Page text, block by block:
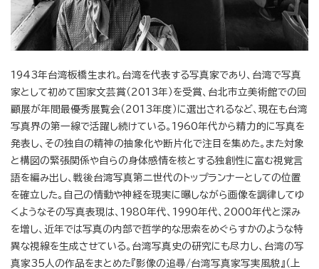
1943年台湾板橋生まれ。台湾を代表する写真家であり、台湾で写真
家として初めて国家文芸賞（2013年）を受賞、台北市立美術館での回
顧展が年間最優秀展覧会（2013年度）に選出されるなど、現在も台湾
写真界の第一線で活躍し続けている。1960年代から精力的に写真を
発表し、その独自の精神の抽象化や断片化で注目を集めた。また対象
と構図の緊張関係や自らの身体感情を核とする独創性に富む視覚言
語を編み出し、戦後台湾写真第二世代のトップランナーとしての位置
を確立した。自己の情動や神経を現実に曝しながら画像を調律してゆ
くようなその写真表現は、1980年代、1990年代、2000年代と深み
を増し、近年では写真の内部で哲学的な思索をめぐらすかのような特
異な視線を生成させている。台湾写真史の研究にも尽力し、台湾の写
真家35人の作品をまとめた『影像の追尋/台湾写真家写実風貌』（上